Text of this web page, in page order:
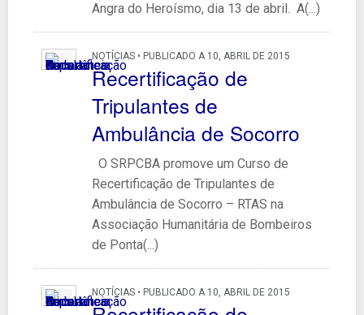
Angra do Heroísmo, dia 13 de abril. A(...)
NOTÍCIAS • PUBLICADO A 10, ABRIL DE 2015
Recertificação de
Tripulantes de
Ambulância de Socorro
O SRPCBA promove um Curso de
Recertificação de Tripulantes de
Ambulância de Socorro – RTAS na
Associação Humanitária de Bombeiros
de Ponta(...)
NOTÍCIAS • PUBLICADO A 10, ABRIL DE 2015